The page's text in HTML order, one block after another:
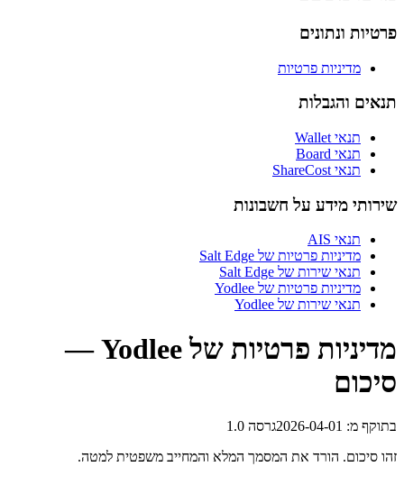
פרטיות ונתונים
מדיניות פרטיות
תנאים והגבלות
תנאי Wallet
תנאי Board
תנאי ShareCost
שירותי מידע על חשבונות
תנאי AIS
מדיניות פרטיות של Salt Edge
תנאי שירות של Salt Edge
מדיניות פרטיות של Yodlee
תנאי שירות של Yodlee
מדיניות פרטיות של Yodlee —
סיכום
בתוקף מ:
2026-04-01גרסה 1.0
זהו סיכום. הורד את המסמך המלא והמחייב משפטית למטה.